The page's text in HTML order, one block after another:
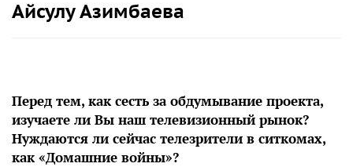
Айсулу Азимбаева
Перед тем, как сесть за обдумывание проекта,
изучаете ли Вы наш телевизионный рынок?
Нуждаются ли сейчас телезрители в ситкомах,
как «Домашние войны»?